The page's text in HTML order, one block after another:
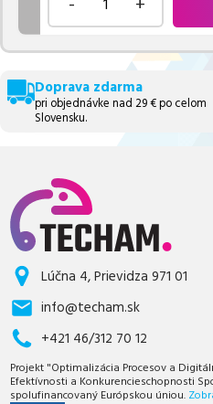
Doprava zdarma
pri objednávke nad 29 € po celom
Slovensku.
Lúčna 4, Prievidza 971 01
info@techam.sk
+421 46/312 70 12
Projekt "Optimalizácia Procesov a
Efektívnosti a Konkurencieschopnosti
spolufinancovaný Európskou úniou.